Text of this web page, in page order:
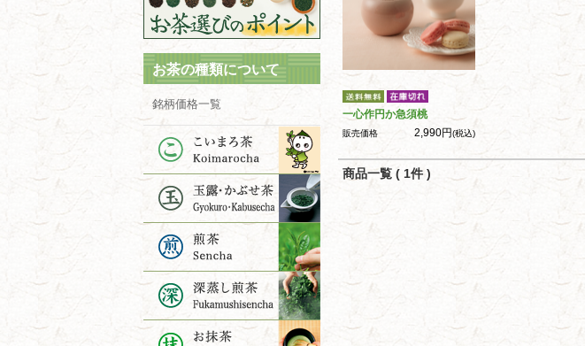
お茶の種類について
銘柄価格一覧
一心作円か急須桃
販売価格 2,990円(税込)
商品一覧 ( 1件 )